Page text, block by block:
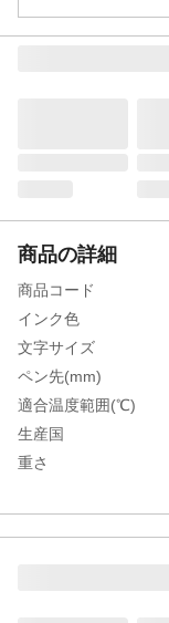
商品の詳細
商品コード
インク色
文字サイズ
ペン先(mm)
適合温度範囲(℃)
生産国
重さ
材質2